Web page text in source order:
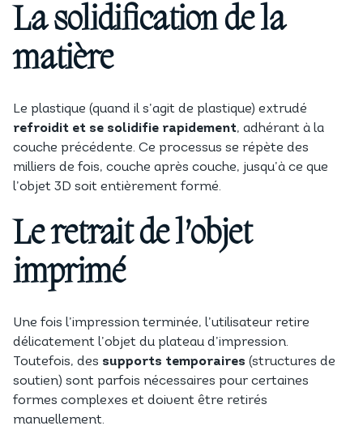
La solidification de la
matière
Le plastique (quand il s’agit de plastique) extrudé
refroidit et se solidifie rapidement, adhérant à la
couche précédente. Ce processus se répète des
milliers de fois, couche après couche, jusqu’à ce que
l’objet 3D soit entièrement formé.
Le retrait de l’objet
imprimé
Une fois l’impression terminée, l’utilisateur retire
délicatement l’objet du plateau d’impression.
Toutefois, des supports temporaires (structures de
soutien) sont parfois nécessaires pour certaines
formes complexes et doivent être retirés
manuellement.